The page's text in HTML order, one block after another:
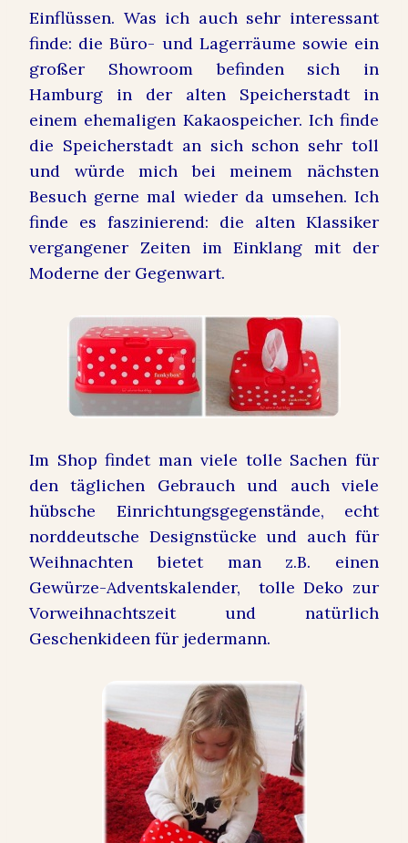
Einflüssen. Was ich auch sehr interessant
finde: die Büro- und Lagerräume sowie ein
großer Showroom befinden sich in
Hamburg in der alten Speicherstadt in
einem ehemaligen Kakaospeicher. Ich finde
die Speicherstadt an sich schon sehr toll
und würde mich bei meinem nächsten
Besuch gerne mal wieder da umsehen. Ich
finde es faszinierend: die alten Klassiker
vergangener Zeiten im Einklang mit der
Moderne der Gegenwart.
Im Shop findet man viele tolle Sachen für
den täglichen Gebrauch und auch viele
hübsche Einrichtungsgegenstände, echt
norddeutsche Designstücke und auch für
Weihnachten bietet man z.B. einen
Gewürze-Adventskalender, tolle Deko zur
Vorweihnachtszeit und natürlich
Geschenkideen für jedermann.